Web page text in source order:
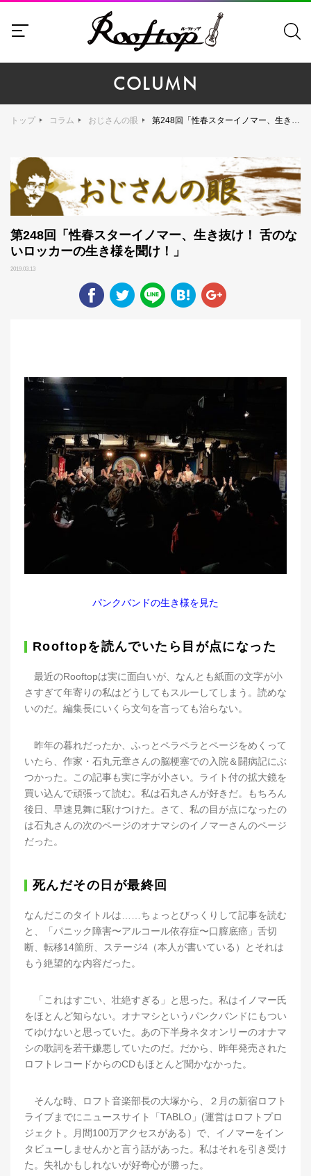
COLUMN
トップ コラム おじさんの眼 第248回「性春スターイノマー、生き抜け！ 舌のないロッカーの生き様を聞け！」
第248回「性春スターイノマー、生き抜け！ 舌のな
いロッカーの生き様を聞け！」
2019.03.13
パンクバンドの生き様を見た
Rooftopを読んでいたら目が点になった
最近のRooftopは実に面白いが、なんとも紙面の文字が小
さすぎて年寄りの私はどうしてもスルーしてしまう。読めな
いのだ。編集長にいくら文句を言っても治らない。
昨年の暮れだったか、ふっとペラペラとページをめくって
いたら、作家・石丸元章さんの脳梗塞での入院＆闘病記にぶ
つかった。この記事も実に字が小さい。ライト付の拡大鏡を
買い込んで頑張って読む。私は石丸さんが好きだ。もちろん
後日、早速見舞に駆けつけた。さて、私の目が点になったの
は石丸さんの次のページのオナマシのイノマーさんのページ
だった。
死んだその日が最終回
なんだこのタイトルは……ちょっとびっくりして記事を読む
と、「パニック障害〜アルコール依存症〜口膣底癌」舌切
断、転移14箇所、ステージ4（本人が書いている）とそれは
もう絶望的な内容だった。
「これはすごい、壮絶すぎる」と思った。私はイノマー氏
をほとんど知らない。オナマシというパンクバンドにもつい
てゆけないと思っていた。あの下半身ネタオンリーのオナマ
シの歌詞を若干嫌悪していたのだ。だから、昨年発売された
ロフトレコードからのCDもほとんど聞かなかった。
そんな時、ロフト音楽部長の大塚から、２月の新宿ロフト
ライブまでにニュースサイト「TABLO」(運営はロフトプロ
ジェクト。月間100万アクセスがある）で、イノマーをイン
タビューしませんかと言う話があった。私はそれを引き受け
た。失礼かもしれないが好奇心が勝った。